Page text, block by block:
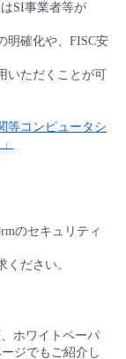
SI事業者等が
明確化や、FISC安
いただくことが可
等コンピュータシ
のセキュリティ
ください。
ホワイトペーパ
ジでもご紹介し